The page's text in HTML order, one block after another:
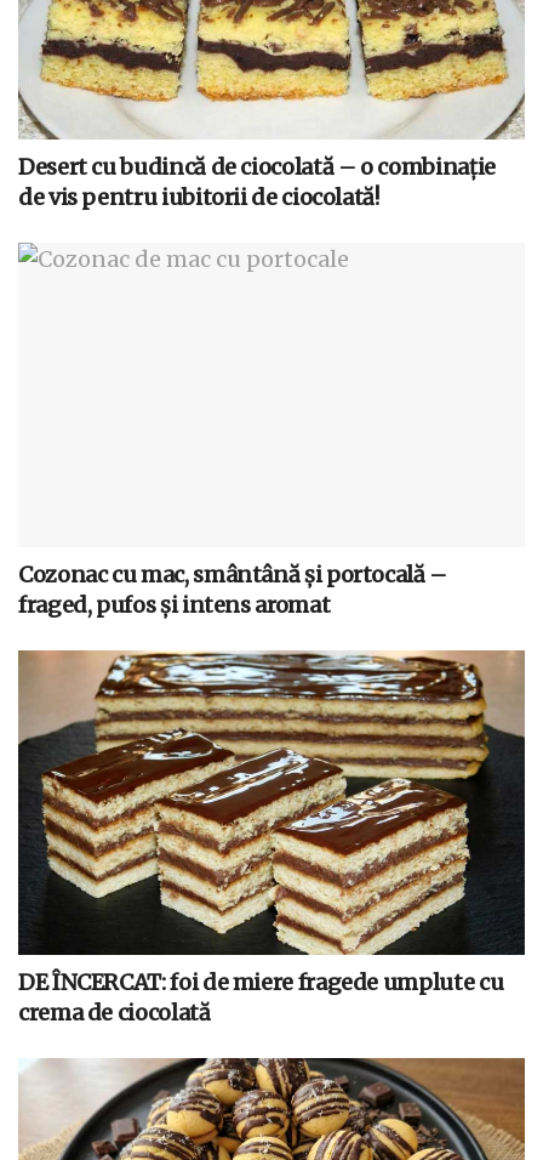
Desert cu budincă de ciocolată – o combinație
de vis pentru iubitorii de ciocolată!
Cozonac cu mac, smântână și portocală –
fraged, pufos și intens aromat
DE ÎNCERCAT: foi de miere fragede umplute cu
crema de ciocolată